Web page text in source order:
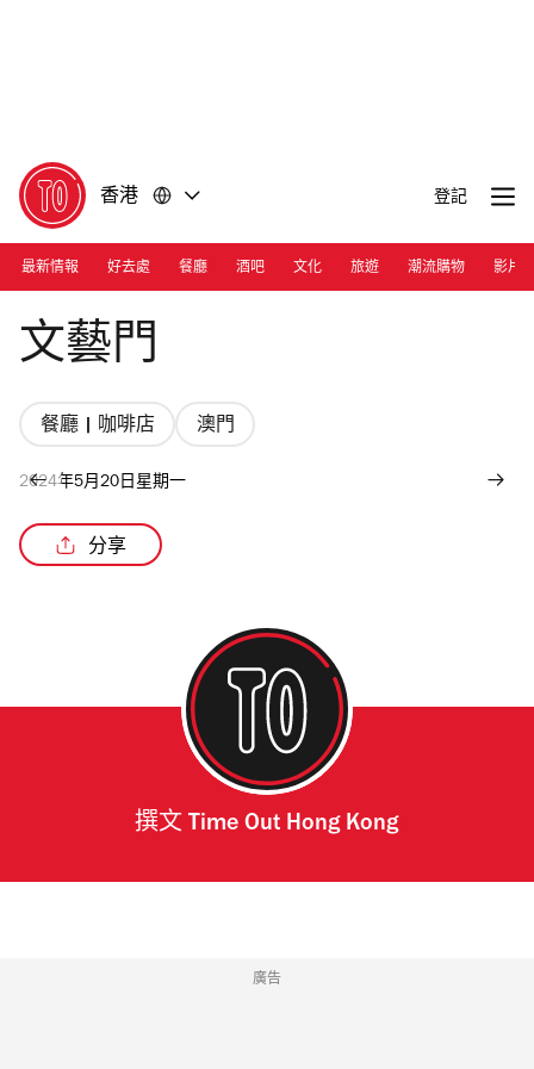
香港 登記
最新情報 好去處 餐廳 酒吧 文化 旅遊 潮流購物 影片
Photograph: Colin Lam
文藝門
餐廳 | 咖啡店 澳門
2024年5月20日星期一
分享
撰文 Time Out Hong Kong
廣告